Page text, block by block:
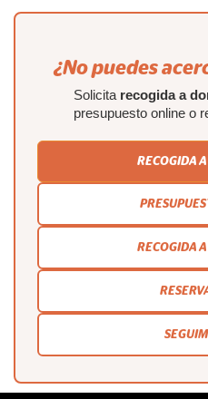
¿No puedes
Solicita recogida a
presupuesto online o
RECOGIDA
RECOGIDA